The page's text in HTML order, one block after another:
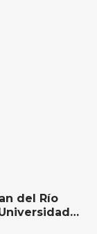
del Río
recibir